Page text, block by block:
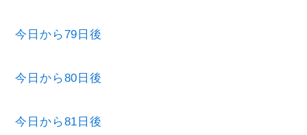
今日から79日後
今日から80日後
今日から81日後